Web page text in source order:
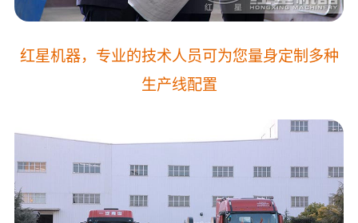
红星机器，专业的技术人员可为您量身定制多种
生产线配置